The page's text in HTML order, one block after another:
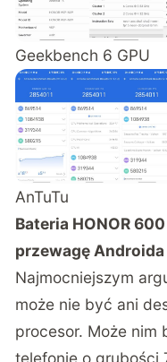
Geekbench 6 GPU
AnTuTu
Bateria HONOR
przewagę Androida
Najmocniejszym
może nie być ani
procesor. Może
telefonie o grubości